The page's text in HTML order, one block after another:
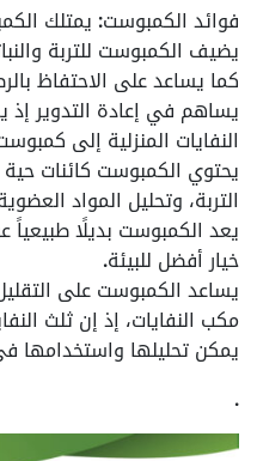
فوائد الكمبوست: يمتلك
يضيف الكمبوست للتربة
كما يساعد على الاحتفاظ
النفايات المنزلية إلى
يحتوي الكمبوست كائنات
التربة، وتحليل المواد
يعد الكمبوست بديلًا طبيعياً
خيار أفضل للبيئة.
يساعد الكمبوست على
مكب النفايات، إذ إن ثلث
يمكن تحليلها واستخدامها
.